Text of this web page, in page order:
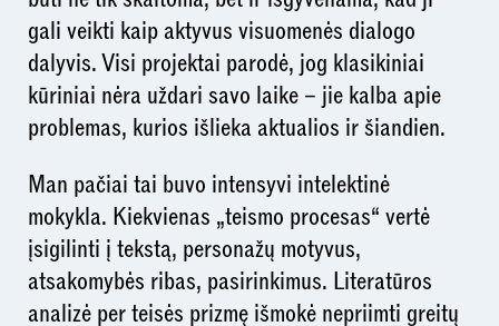
gali veikti kaip aktyvus visuomenės dialogo
dalyvis. Visi projektai parodė, jog klasikiniai
kūriniai nėra uždari savo laike – jie kalba apie
problemas, kurios išlieka aktualios ir šiandien.
Man pačiai tai buvo intensyvi intelektinė
mokykla. Kiekvienas „teismo procesas“ vertė
įsigilinti į tekstą, personažų motyvus,
atsakomybės ribas, pasirinkimus. Literatūros
analizė per teisės prizmę išmokė nepriimti greitų